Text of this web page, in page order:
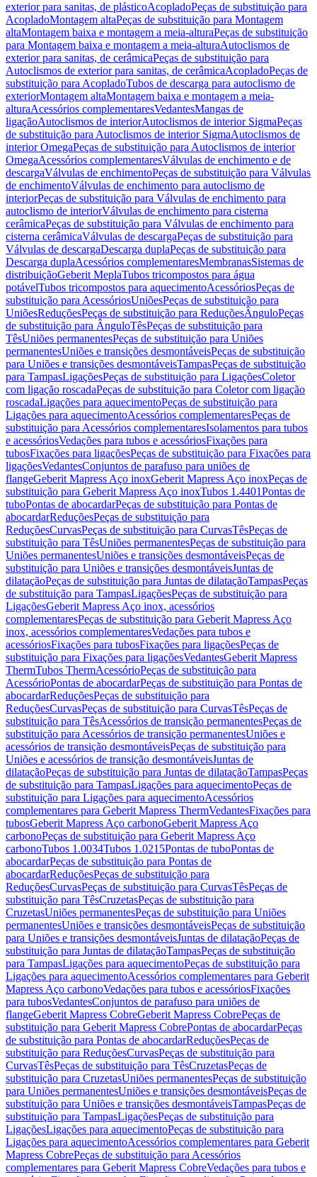
exterior para sanitas, de plásticoAcopladoPeças de substituição para
AcopladoMontagem altaPeças de substituição para Montagem
altaMontagem baixa e montagem a meia-alturaPeças de substituição
para Montagem baixa e montagem a meia-alturaAutoclismos de
exterior para sanitas, de cerâmicaPeças de substituição para
Autoclismos de exterior para sanitas, de cerâmicaAcopladoPeças de
substituição para AcopladoTubos de descarga para autoclismo de
exteriorMontagem altaMontagem baixa e montagem a meia-
alturaAcessórios complementaresVedantesMangas de
ligaçãoAutoclismos de interiorAutoclismos de interior SigmaPeças
de substituição para Autoclismos de interior SigmaAutoclismos de
interior OmegaPeças de substituição para Autoclismos de interior
OmegaAcessórios complementaresVálvulas de enchimento e de
descargaVálvulas de enchimentoPeças de substituição para Válvulas
de enchimentoVálvulas de enchimento para autoclismo de
interiorPeças de substituição para Válvulas de enchimento para
autoclismo de interiorVálvulas de enchimento para cisterna
cerâmicaPeças de substituição para Válvulas de enchimento para
cisterna cerâmicaVálvulas de descargaPeças de substituição para
Válvulas de descargaDescarga duplaPeças de substituição para
Descarga duplaAcessórios complementaresMembranasSistemas de
distribuiçãoGeberit MeplaTubos tricompostos para água
potávelTubos tricompostos para aquecimentoAcessóriosPeças de
substituição para AcessóriosUniõesPeças de substituição para
UniõesReduçõesPeças de substituição para ReduçõesÂnguloPeças
de substituição para ÂnguloTêsPeças de substituição para
TêsUniões permanentesPeças de substituição para Uniões
permanentesUniões e transições desmontáveisPeças de substituição
para Uniões e transições desmontáveisTampasPeças de substituição
para TampasLigaçõesPeças de substituição para LigaçõesColetor
com ligação roscadaPeças de substituição para Coletor com ligação
roscadaLigações para aquecimentoPeças de substituição para
Ligações para aquecimentoAcessórios complementaresPeças de
substituição para Acessórios complementaresIsolamentos para tubos
e acessóriosVedações para tubos e acessóriosFixações para
tubosFixações para ligaçõesPeças de substituição para Fixações para
ligaçõesVedantesConjuntos de parafuso para uniões de
flangeGeberit Mapress Aço inoxGeberit Mapress Aço inoxPeças de
substituição para Geberit Mapress Aço inoxTubos 1.4401Pontas de
tuboPontas de abocardarPeças de substituição para Pontas de
abocardarReduçõesPeças de substituição para
ReduçõesCurvasPeças de substituição para CurvasTêsPeças de
substituição para TêsUniões permanentesPeças de substituição para
Uniões permanentesUniões e transições desmontáveisPeças de
substituição para Uniões e transições desmontáveisJuntas de
dilataçãoPeças de substituição para Juntas de dilataçãoTampasPeças
de substituição para TampasLigaçõesPeças de substituição para
LigaçõesGeberit Mapress Aço inox, acessórios
complementaresPeças de substituição para Geberit Mapress Aço
inox, acessórios complementaresVedações para tubos e
acessóriosFixações para tubosFixações para ligaçõesPeças de
substituição para Fixações para ligaçõesVedantesGeberit Mapress
ThermTubos ThermAcessórioPeças de substituição para
AcessórioPontas de abocardarPeças de substituição para Pontas de
abocardarReduçõesPeças de substituição para
ReduçõesCurvasPeças de substituição para CurvasTêsPeças de
substituição para TêsAcessórios de transição permanentesPeças de
substituição para Acessórios de transição permanentesUniões e
acessórios de transição desmontáveisPeças de substituição para
Uniões e acessórios de transição desmontáveisJuntas de
dilataçãoPeças de substituição para Juntas de dilataçãoTampasPeças
de substituição para TampasLigações para aquecimentoPeças de
substituição para Ligações para aquecimentoAcessórios
complementares para Geberit Mapress ThermVedantesFixações para
tubosGeberit Mapress Aço carbonoGeberit Mapress Aço
carbonoPeças de substituição para Geberit Mapress Aço
carbonoTubos 1.0034Tubos 1.0215Pontas de tuboPontas de
abocardarPeças de substituição para Pontas de
abocardarReduçõesPeças de substituição para
ReduçõesCurvasPeças de substituição para CurvasTêsPeças de
substituição para TêsCruzetasPeças de substituição para
CruzetasUniões permanentesPeças de substituição para Uniões
permanentesUniões e transições desmontáveisPeças de substituição
para Uniões e transições desmontáveisJuntas de dilataçãoPeças de
substituição para Juntas de dilataçãoTampasPeças de substituição
para TampasLigações para aquecimentoPeças de substituição para
Ligações para aquecimentoAcessórios complementares para Geberit
Mapress Aço carbonoVedações para tubos e acessóriosFixações
para tubosVedantesConjuntos de parafuso para uniões de
flangeGeberit Mapress CobreGeberit Mapress CobrePeças de
substituição para Geberit Mapress CobrePontas de abocardarPeças
de substituição para Pontas de abocardarReduçõesPeças de
substituição para ReduçõesCurvasPeças de substituição para
CurvasTêsPeças de substituição para TêsCruzetasPeças de
substituição para CruzetasUniões permanentesPeças de substituição
para Uniões permanentesUniões e transições desmontáveisPeças de
substituição para Uniões e transições desmontáveisTampasPeças de
substituição para TampasLigaçõesPeças de substituição para
LigaçõesLigações para aquecimentoPeças de substituição para
Ligações para aquecimentoAcessórios complementares para Geberit
Mapress CobrePeças de substituição para Acessórios
complementares para Geberit Mapress CobreVedações para tubos e